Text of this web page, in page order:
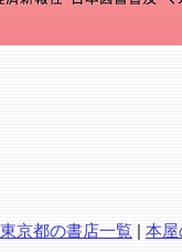
東京都の書店一覧 | 本